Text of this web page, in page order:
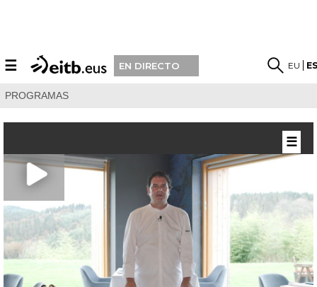
☰ EN DIRECTO EU
PROGRAMAS
☰